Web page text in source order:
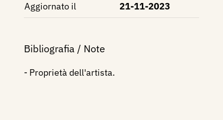
Aggiornato il
21-11-2023
Bibliografia / Note
- Proprietà dell'artista.